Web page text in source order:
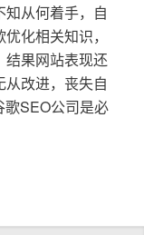
从何着手，自
化相关知识，
结果网站表现还
改进，丧失自
SEO公司是必